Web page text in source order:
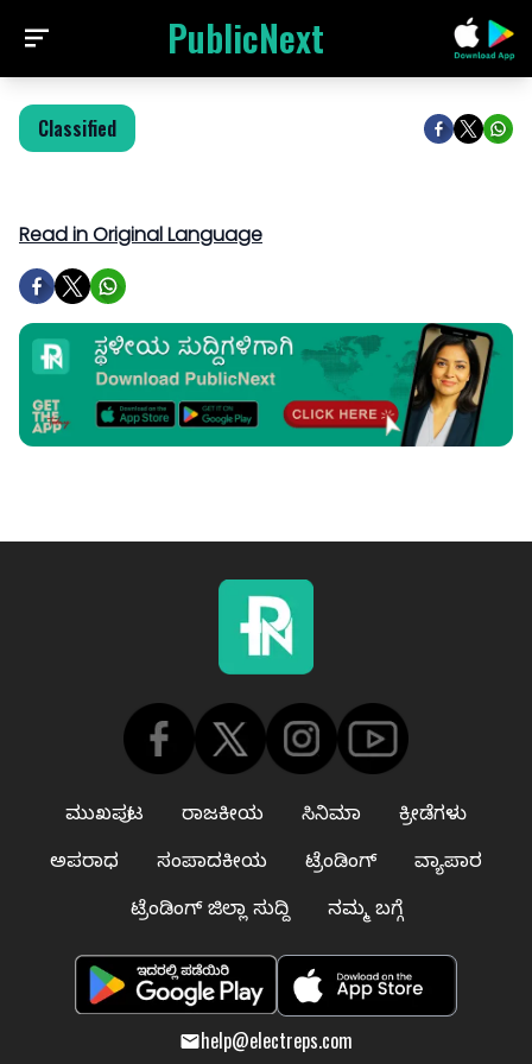
PublicNext
Classified
Read in Original Language
ಮುಖಪುಟ ರಾಜಕೀಯ ಸಿನಿಮಾ
ಕ್ರೀಡೆಗಳು
ಅಪರಾಧ
ಸಂಪಾದಕೀಯ ಟ್ರೆಂಡಿಂಗ್
ವ್ಯಾಪಾರ
ಟ್ರೆಂಡಿಂಗ್ ಜಿಲ್ಲಾ ಸುದ್ದಿ
ನಮ್ಮ ಬಗ್ಗೆ
help@electreps.com